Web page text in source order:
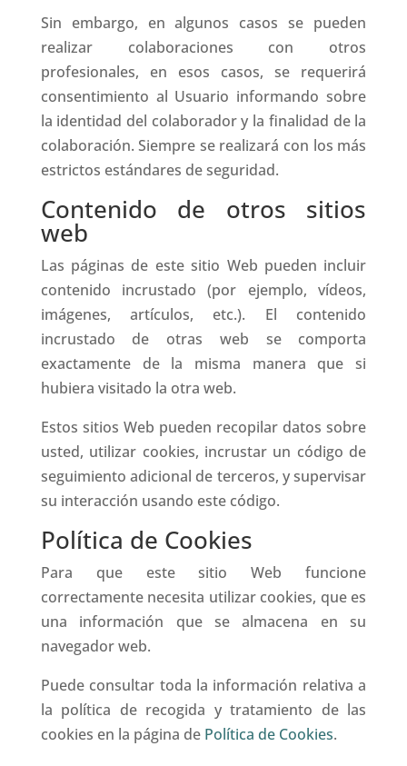
Sin embargo, en algunos casos se pueden
realizar colaboraciones con otros
profesionales, en esos casos, se requerirá
consentimiento al Usuario informando sobre
la identidad del colaborador y la finalidad de la
colaboración. Siempre se realizará con los más
estrictos estándares de seguridad.
Contenido de otros sitios
web
Las páginas de este sitio Web pueden incluir
contenido incrustado (por ejemplo, vídeos,
imágenes, artículos, etc.). El contenido
incrustado de otras web se comporta
exactamente de la misma manera que si
hubiera visitado la otra web.
Estos sitios Web pueden recopilar datos sobre
usted, utilizar cookies, incrustar un código de
seguimiento adicional de terceros, y supervisar
su interacción usando este código.
Política de Cookies
Para que este sitio Web funcione
correctamente necesita utilizar cookies, que es
una información que se almacena en su
navegador web.
Puede consultar toda la información relativa a
la política de recogida y tratamiento de las
cookies en la página de Política de Cookies.